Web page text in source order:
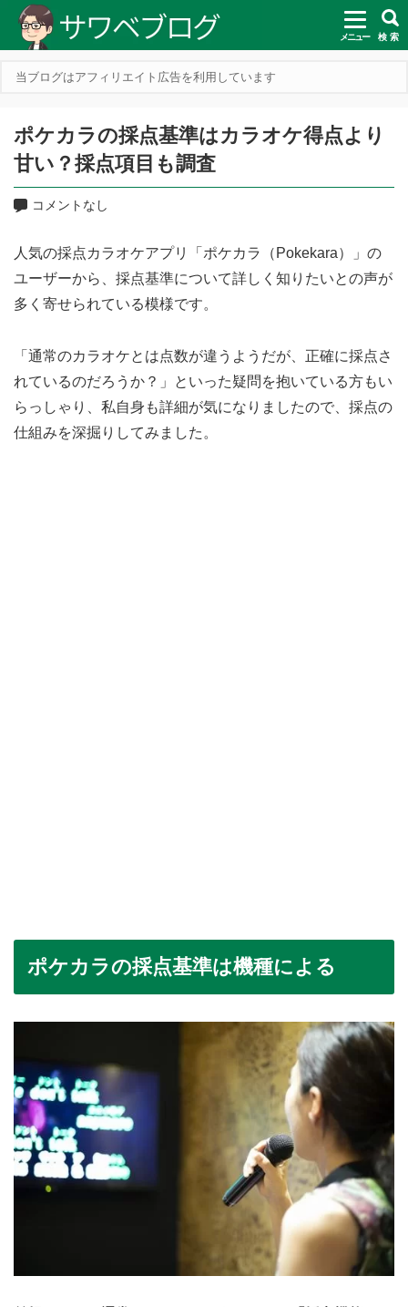
メニュー 検 索
当ブログはアフィリエイト広告を利用しています
ポケカラの採点基準はカラオケ得点より
甘い？採点項目も調査
コメントなし
人気の採点カラオケアプリ「ポケカラ（Pokekara）」の
ユーザーから、採点基準について詳しく知りたいとの声が
多く寄せられている模様です。
「通常のカラオケとは点数が違うようだが、正確に採点さ
れているのだろうか？」といった疑問を抱いている方もい
らっしゃり、私自身も詳細が気になりましたので、採点の
仕組みを深掘りしてみました。
ポケカラの採点基準は機種による